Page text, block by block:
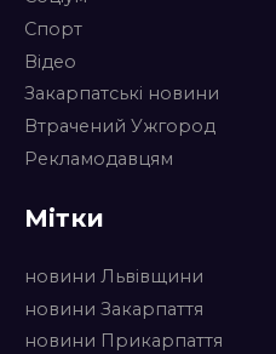
Спорт
Відео
Закарпатські новини
Втрачений Ужгород
Рекламодавцям
Мітки
новини Львівщини
новини Закарпаття
новини Прикарпаття